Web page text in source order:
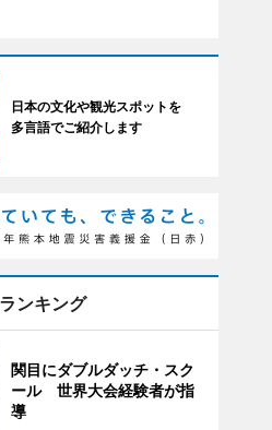
日本の文化や観光スポットを
多言語でご紹介します
ンキング
関目にダブルダッチ・スク
ール 世界大会経験者が指
導